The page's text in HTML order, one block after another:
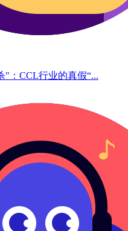
"：CCL行业的真假“...